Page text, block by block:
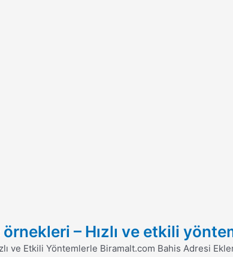
– Hızlı ve etkili
ve Etkili Yöntemlerle Biramalt.com Bahis Adresi